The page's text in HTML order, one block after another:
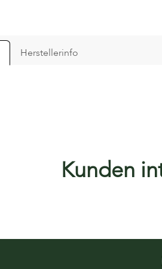
Herstellerinfo
Kunden